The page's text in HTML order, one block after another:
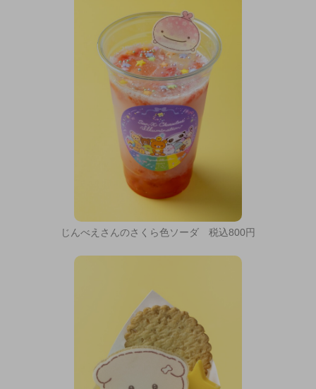
じんべえさんのさくら色ソーダ 税込800円